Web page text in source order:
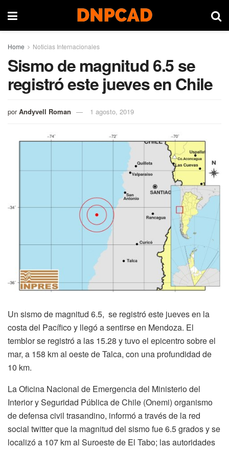
Home Noticias Internacionales
Sismo de magnitud 6.5 se
registró este jueves en Chile
por Andyvell Roman 1 agosto, 2019
Un sismo de magnitud 6.5, se registró este jueves en la
costa del Pacífico y llegó a sentirse en Mendoza. El
temblor se registró a las 15.28 y tuvo el epicentro sobre el
mar, a 158 km al oeste de Talca, con una profundidad de
10 km.
La Oficina Nacional de Emergencia del Ministerio del
Interior y Seguridad Pública de Chile (Onemi) organismo
de defensa civil trasandino, informó a través de la red
social twitter que la magnitud del sismo fue 6.5 grados y se
localizó a 107 km al Suroeste de El Tabo; las autoridades